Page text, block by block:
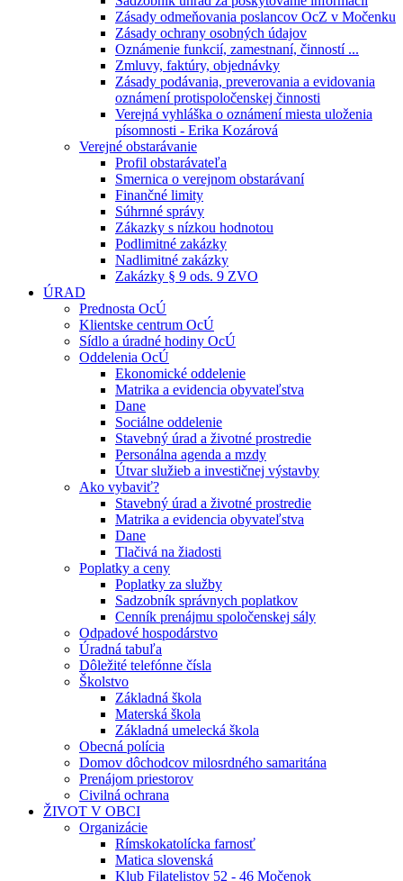
Zásady odmeňovania poslancov OcZ v Močenku
Zásady ochrany osobných údajov
Oznámenie funkcií, zamestnaní, činností ...
Zmluvy, faktúry, objednávky
Zásady podávania, preverovania a evidovania
oznámení protispoločenskej činnosti
Verejná vyhláška o oznámení miesta uloženia
písomnosti - Erika Kozárová
Verejné obstarávanie
Profil obstarávateľa
Smernica o verejnom obstarávaní
Finančné limity
Súhrnné správy
Zákazky s nízkou hodnotou
Podlimitné zakázky
Nadlimitné zakázky
Zakázky § 9 ods. 9 ZVO
ÚRAD
Prednosta OcÚ
Klientske centrum OcÚ
Sídlo a úradné hodiny OcÚ
Oddelenia OcÚ
Ekonomické oddelenie
Matrika a evidencia obyvateľstva
Dane
Sociálne oddelenie
Stavebný úrad a životné prostredie
Personálna agenda a mzdy
Útvar služieb a investičnej výstavby
Ako vybaviť?
Stavebný úrad a životné prostredie
Matrika a evidencia obyvateľstva
Dane
Tlačivá na žiadosti
Poplatky a ceny
Poplatky za služby
Sadzobník správnych poplatkov
Cenník prenájmu spoločenskej sály
Odpadové hospodárstvo
Úradná tabuľa
Dôležité telefónne čísla
Školstvo
Základná škola
Materská škola
Základná umelecká škola
Obecná polícia
Domov dôchodcov milosrdného samaritána
Prenájom priestorov
Civilná ochrana
ŽIVOT V OBCI
Organizácie
Rímskokatolícka farnosť
Matica slovenská
Klub Filatelistov 52 - 46 Močenok